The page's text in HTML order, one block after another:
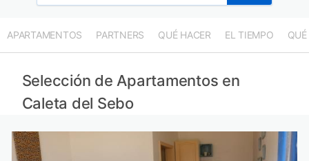
APARTAMENTOS PARTNERS QUÉ HACER EL TIEMPO QUÉ
Selección de Apartamentos en
Caleta del Sebo